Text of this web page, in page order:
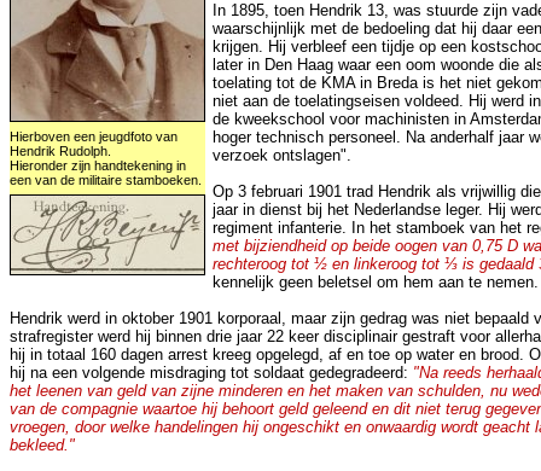
Hierboven een jeugdfoto van
Hendrik Rudolph.
Hieronder zijn handtekening in
een van de militaire stamboeken.
In 1895, toen Hendrik 13, was stuurde zijn
waarschijnlijk met de bedoeling dat hij daar
krijgen. Hij verbleef een tijdje op een
later in Den Haag waar een oom woonde die
toelating tot de KMA in Breda is het niet
niet aan de toelatingseisen voldeed. Hij werd
de kweekschool voor machinisten in
hoger technisch personeel. Na anderhalf jaar
verzoek ontslagen".
Op 3 februari 1901 trad Hendrik als vrijwillig
jaar in dienst bij het Nederlandse leger. Hij
regiment infanterie. In het stamboek van het
met bijziendheid op beide oogen van 0,75 D
rechteroog tot ½ en linkeroog tot ⅓ is gedaald
kennelijk geen beletsel om hem aan te nemen.
Hendrik werd in oktober 1901 korporaal, maar zijn gedrag was niet bepaald
strafregister werd hij binnen drie jaar 22 keer disciplinair gestraft voor
hij in totaal 160 dagen arrest kreeg opgelegd, af en toe op water en brood.
hij na een volgende misdraging tot soldaat gedegradeerd: "Na reeds
het leenen van geld van zijne minderen en het maken van schulden, nu
van de compagnie waartoe hij behoort geld geleend en dit niet terug
vroegen, door welke handelingen hij ongeschikt en onwaardig wordt geacht
bekleed."